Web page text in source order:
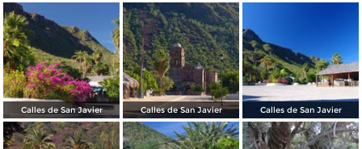
Calles de San Javier Calles de San Javier Calles de San Javier